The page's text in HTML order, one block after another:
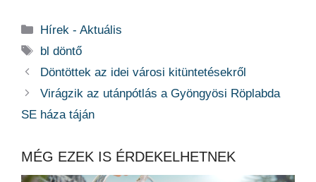
Kategória
Hírek - Aktuális
Címkék
bl döntő
Döntöttek az idei városi kitüntetésekről
Virágzik az utánpótlás a Gyöngyösi Röplabda
SE háza táján
MÉG EZEK IS ÉRDEKELHETNEK